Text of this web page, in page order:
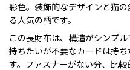
彩色。装飾的なデザインと猫
る人気の柄です。
この長財布は、構造がシンプ
持ちたいが不要なカードは持
す。ファスナーがない分、比